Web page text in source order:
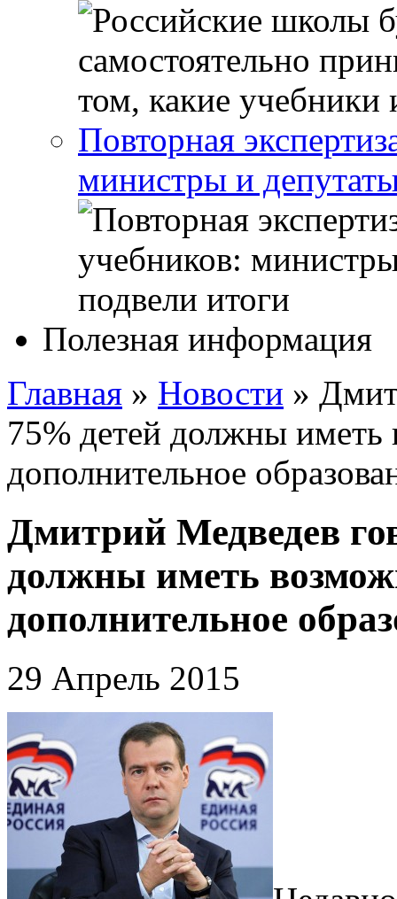
Повторная
министры и
Полезная информация
Главная » Новости »
75% детей должны иметь
дополнительное
Дмитрий Медведев
должны иметь
дополнительное
29 Апрель 2015